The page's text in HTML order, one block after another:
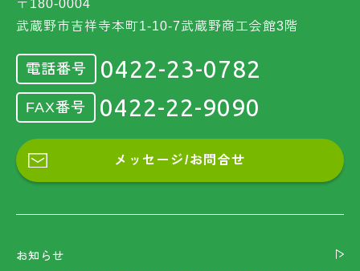
〒180-0004
武蔵野市吉祥寺本町1-10-7武蔵野商工会館3階
電話番号 0422-23-0782
FAX番号 0422-22-9090
メッセージ/お問合せ
お知らせ